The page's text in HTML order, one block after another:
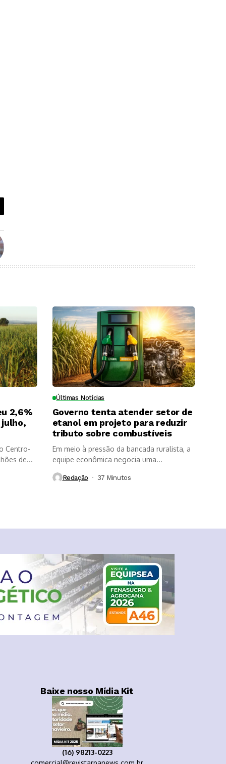
2,6%
julho,
Centro-
de...
Últimas Notícias
Governo tenta atender setor de
etanol em projeto para reduzir
tributo sobre combustíveis
Em meio à pressão da bancada ruralista, a
equipe econômica negocia uma...
Redação 37 Minutos ⁮
Baixe nosso Mídia Kit
(16) 98213-0223